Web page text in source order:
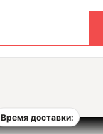
Время доставки: